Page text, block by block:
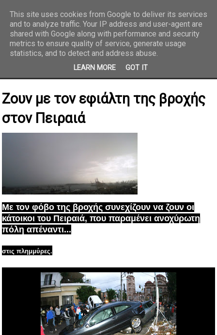
REPORTAZ NET
Ζουν με τον εφιάλτη της βροχής
στον Πειραιά
Με τον φόβο της βροχής συνεχίζουν να ζουν οι
κάτοικοι του Πειραιά, που παραμένει ανοχύρωτη
πόλη απέναντι...
στις πλημμύρες.
This site uses cookies from Google to deliver its services
and to analyze traffic. Your IP address and user-agent are
shared with Google along with performance and security
metrics to ensure quality of service, generate usage
statistics, and to detect and address abuse.
LEARN MORE GOT IT